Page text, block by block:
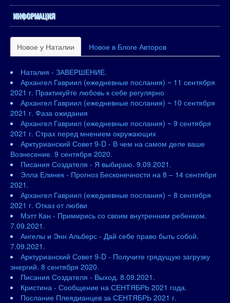
ИНФОРМАЦИЯ
Новое у Наталии Новое в Блоге Авторов
Наталия - ЗАВЕРШЕНИЕ.
Архангел Гавриил (ежедневные послания) ~ 11 сентября
2021 г. Практикуйте любовь к себе регулярно
Архангел Гавриил (ежедневные послания) ~ 10 сентября
2021 г. Фаза ожидания
Архангел Гавриил (ежедневные послания) ~ 9 сентября
2021 г. Страх перед мнением окружающих
Арктурианский Совет 9-D - В чем на самом деле ваше
Вознесение. 9 сентября 2020.
Писания Создателя - Я выбираю. 9.09.2021.
Элла Елинек - Прогноз Бесконечности на 8 – 14 сентября
2021.
Архангел Гавриил (ежедневные послания) ~ 8 сентября
2021 г. Отказ от любви
Мэтт Кан - Примирись со своим внутренним ребенком.
7.09.2021.
Ангелы и Энн Альберс - Дай себе право быть собой.
7.09.2021.
Арктурианский Совет 9-D - Получите грядущую загрузку
энергий. 8 сентября 2020.
Писания Создателя - Выход. 8.09.2021.
Кристина - Сообщение на СЕНТЯБРЬ 2021 года.
Послание Плеядианцев за СЕНТЯБРЬ 2021 г.